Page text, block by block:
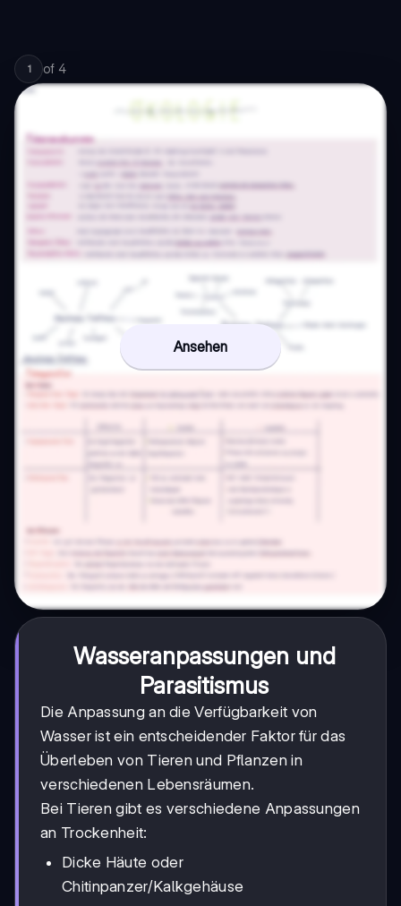
1 of 4
Ansehen
Wasseranpassungen und
Parasitismus
Die Anpassung an die Verfügbarkeit von
Wasser ist ein entscheidender Faktor für das
Überleben von Tieren und Pflanzen in
verschiedenen Lebensräumen.
Bei Tieren gibt es verschiedene Anpassungen
an Trockenheit:
Dicke Häute oder
Chitinpanzer/Kalkgehäuse